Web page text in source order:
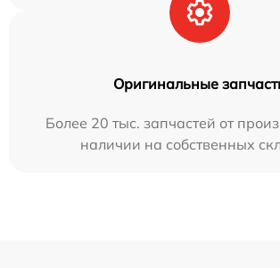
Оригинальные
Более 20 тыс. запчастей от
наличии на собственных